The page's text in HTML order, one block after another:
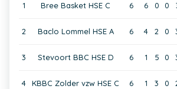
1 Bree Basket HSE C 6 6 0 0
2 Baclo Lommel HSE A 6 4 2 0
3 Stevoort BBC HSE D 6 1 5 0
4 KBBC Zolder vzw HSE C 6 1 3 0